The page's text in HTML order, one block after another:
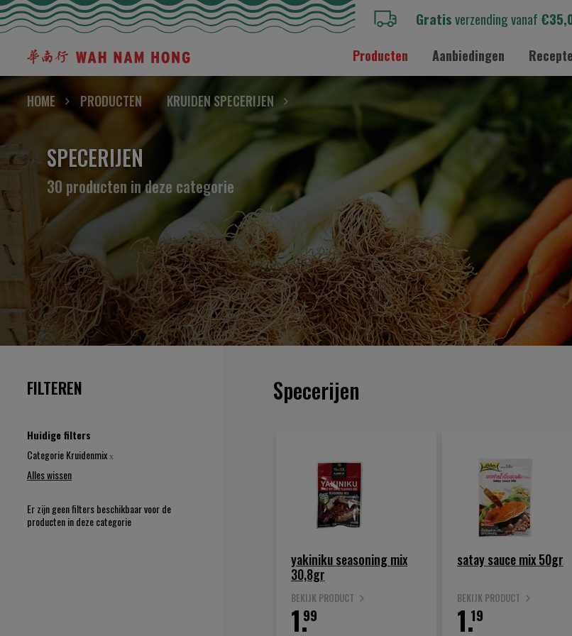
Gratisverzending vanaf
Producten Aanbiedingen
HOME PRODUCTEN KRUIDEN SPECERIJEN
SPECERIJEN
30 producten in deze categorie
Specerijen
yakiniku seasoning mix
30,8gr
BEKIJK PRODUCT
99
1.
satay sauce mix 50gr
BEKIJK PRODUCT
19
1.
FILTEREN
Huidige filters
CategorieKruidenmix
Alles wissen
Er zijn geen filters beschikbaar voor de
producten in deze categorie